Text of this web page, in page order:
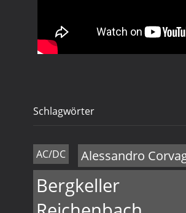
Schlagwörter
AC/DC Alessandro
Bergkeller